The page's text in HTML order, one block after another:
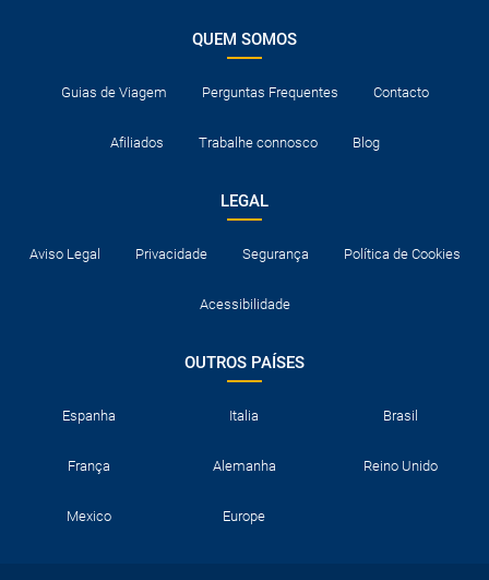
QUEM SOMOS
Guias de Viagem Perguntas Frequentes Contacto
Afiliados Trabalhe connosco Blog
LEGAL
Aviso Legal Privacidade Segurança Política de Cookies
Acessibilidade
OUTROS PAÍSES
Espanha Italia Brasil
França Alemanha Reino Unido
Mexico Europe